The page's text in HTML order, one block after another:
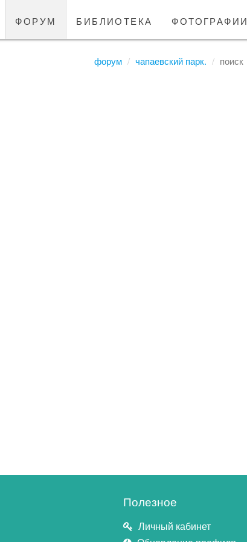
форум библиотека фотографии
форум чапаевский парк. поиск
Полезное
Личный кабинет